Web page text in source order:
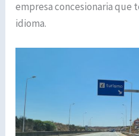
empresa concesionaria que
idioma.